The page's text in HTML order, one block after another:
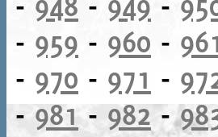
- 959 - 960 -
- 970 - 971 -
-981-982-